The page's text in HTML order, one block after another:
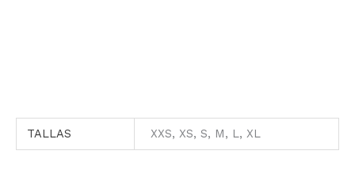
TALLAS XXS, XS, S, M, L, XL